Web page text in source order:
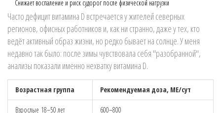
Снижает воспаление и риск судорог после физической нагрузки
Часто дефицит витамина D встречается у жителей северных
регионов, офисных работников и, как ни странно, даже у тех, кто
ведёт активный образ жизни, но редко бывает на солнце. У меня
недавно так было: после зимы чувствовала себя "разобранной",
анализы показали именно нехватку витамина D.
Возрастная группа Рекомендуемая доза, МЕ/сут
Взрослые 18–50 лет 600–800